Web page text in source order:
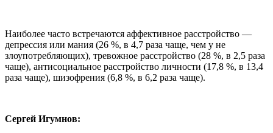
Наиболее часто встречаются аффективное расстройство —
депрессия или мания (26 %, в 4,7 раза чаще, чем у не
злоупотребляющих), тревожное расстройство (28 %, в 2,5 раза
чаще), антисоциальное расстройство личности (17,8 %, в 13,4
раза чаще), шизофрения (6,8 %, в 6,2 раза чаще).
Сергей Игумнов: